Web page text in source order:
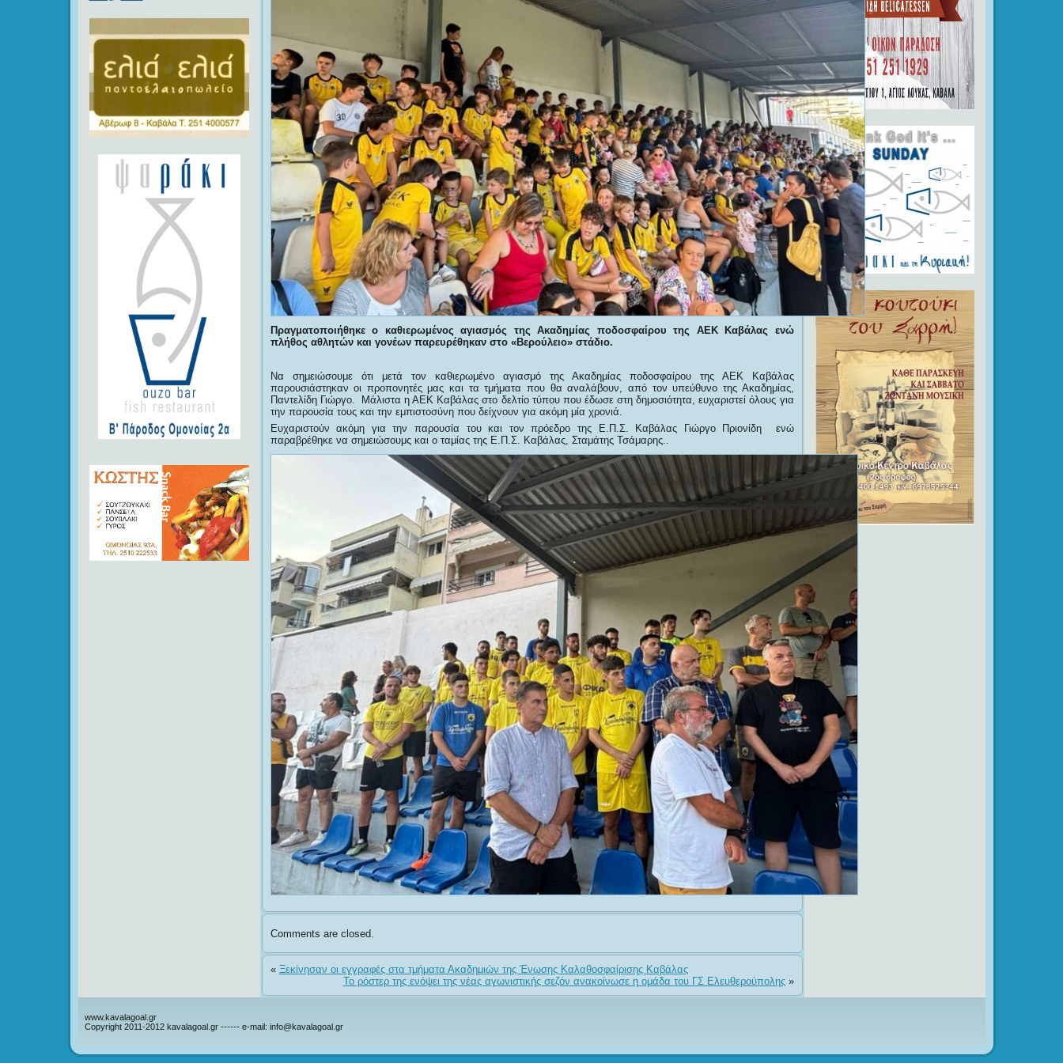
Πραγματοποιήθηκε ο καθιερωμένος αγιασμός της Ακαδημίας ποδοσφαίρου της ΑΕΚ Καβάλας ενώ
πλήθος αθλητών και γονέων παρευρέθηκαν στο «Βερούλειο» στάδιο.
Να σημειώσουμε ότι μετά τον καθιερωμένο αγιασμό της Ακαδημίας ποδοσφαίρου της ΑΕΚ Καβάλας
παρουσιάστηκαν οι προπονητές μας και τα τμήματα που θα αναλάβουν, από τον υπεύθυνο της Ακαδημίας,
Παντελίδη Γιώργο. Μάλιστα η ΑΕΚ Καβάλας στο δελτίο τύπου που έδωσε στη δημοσιότητα, ευχαριστεί όλους για
την παρουσία τους και την εμπιστοσύνη που δείχνουν για ακόμη μία χρονιά.
Ευχαριστούν ακόμη για την παρουσία του και τον πρόεδρο της Ε.Π.Σ. Καβάλας Γιώργο Πριονίδη ενώ
παραβρέθηκε να σημειώσουμς και ο ταμίας της Ε.Π.Σ. Καβάλας, Σταμάτης Τσάμαρης..
Comments are closed.
« Ξεκίνησαν οι εγγραφές στα τμήματα Ακαδημιών της Ένωσης Καλαθοσφαίρισης Καβάλας
Το ρόστερ της ενόψει της νέας αγωνιστικής σεζόν ανακοίνωσε η ομάδα του ΓΣ Ελευθερούπολης»
www.kavalagoal.gr
Copyright 2011-2012 kavalagoal.gr ------ e-mail: info@kavalagoal.gr